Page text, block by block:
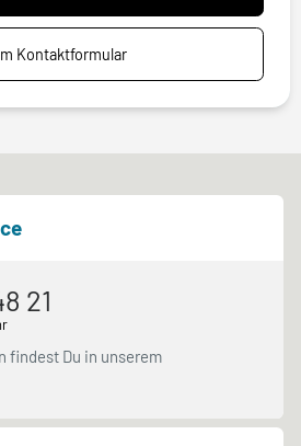
Kontaktformular
21
findest Du in unserem